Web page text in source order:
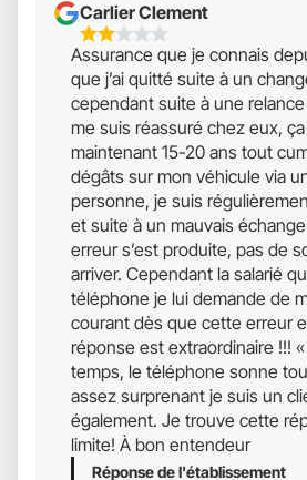
Carlier Clement
2
Étoiles
Sur
5
Assurance que je connais
que j’ai quitté suite à un
cependant suite à une
me suis réassuré chez eux,
maintenant 15-20 ans tout
dégâts sur mon véhicule via
personne, je suis
et suite à un mauvais
erreur s’est produite, pas de
arriver. Cependant la salarié
téléphone je lui demande de
courant dès que cette erreur
réponse est extraordinaire !!! «
temps, le téléphone sonne
assez surprenant je suis un
également. Je trouve cette
limite! À bon entendeur
Réponse de l'établissement